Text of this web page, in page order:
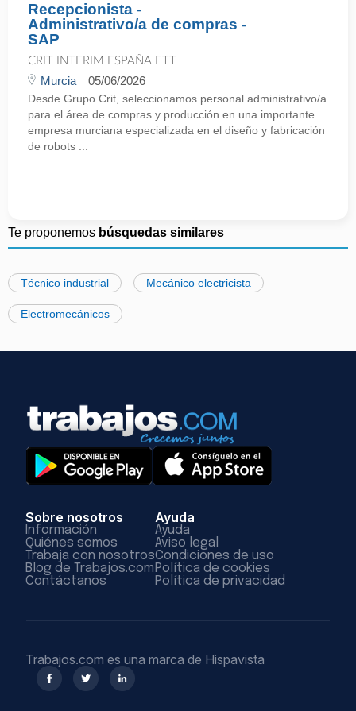
Recepcionista -
Administrativo/a de compras -
SAP
CRIT INTERIM ESPAÑA ETT
Murcia 05/06/2026
Desde Grupo Crit, seleccionamos personal administrativo/a
para el área de compras y producción en una importante
empresa murciana especializada en el diseño y fabricación
de robots ...
Te proponemos búsquedas similares
Técnico industrial Mecánico electricista
Electromecánicos
Sobre nosotros
Información
Quiénes somos
Trabaja con nosotros
Blog de Trabajos.com
Contáctanos
Ayuda
Ayuda
Aviso legal
Condiciones de uso
Política de cookies
Política de privacidad
Trabajos.com es una marca de Hispavista